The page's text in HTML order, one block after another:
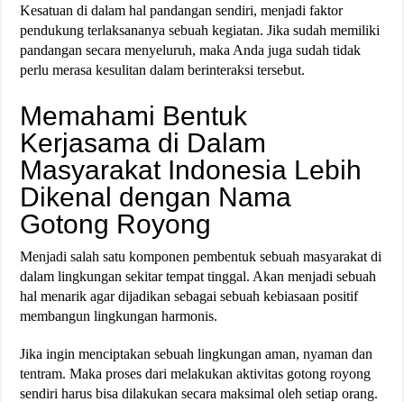
Kesatuan di dalam hal pandangan sendiri, menjadi faktor
pendukung terlaksananya sebuah kegiatan. Jika sudah memiliki
pandangan secara menyeluruh, maka Anda juga sudah tidak
perlu merasa kesulitan dalam berinteraksi tersebut.
Memahami Bentuk
Kerjasama di Dalam
Masyarakat Indonesia Lebih
Dikenal dengan Nama
Gotong Royong
Menjadi salah satu komponen pembentuk sebuah masyarakat di
dalam lingkungan sekitar tempat tinggal. Akan menjadi sebuah
hal menarik agar dijadikan sebagai sebuah kebiasaan positif
membangun lingkungan harmonis.
Jika ingin menciptakan sebuah lingkungan aman, nyaman dan
tentram. Maka proses dari melakukan aktivitas gotong royong
sendiri harus bisa dilakukan secara maksimal oleh setiap orang.